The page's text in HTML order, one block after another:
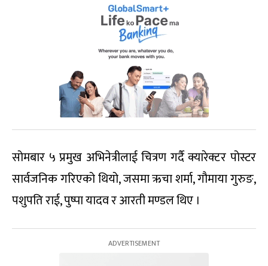
सोमबार ५ प्रमुख अभिनेत्रीलाई चित्रण गर्दै क्यारेक्टर पोस्टर
सार्वजनिक गरिएको थियो, जसमा ऋचा शर्मा, गौमाया गुरुङ,
पशुपति राई, पुष्पा यादव र आरती मण्डल थिए ।